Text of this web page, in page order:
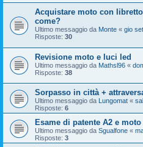
Acquistare moto con
come?
Ultimo messaggio da Monte « gio
Risposte: 30
Revisione moto e luci led
Ultimo messaggio da Mathsl96 «
Risposte: 38
Sorpasso in città +
Ultimo messaggio da Lungomat «
Risposte: 6
Esame di patente A2 e
Ultimo messaggio da Sgualfone «
Risposte: 3